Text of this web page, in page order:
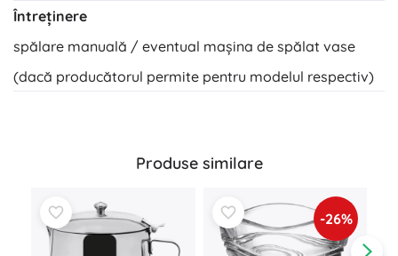
Întreținere
spălare manuală / eventual mașina de spălat vase
(dacă producătorul permite pentru modelul respectiv)
Produse similare
-26%